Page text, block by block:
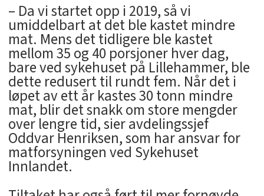
– Da vi startet opp i 2019, så vi
umiddelbart at det ble kastet mindre
mat. Mens det tidligere ble kastet
mellom 35 og 40 porsjoner hver dag,
bare ved sykehuset på Lillehammer, ble
dette redusert til rundt fem. Når det i
løpet av ett år kastes 30 tonn mindre
mat, blir det snakk om store mengder
over lengre tid, sier avdelingssjef
Oddvar Henriksen, som har ansvar for
matforsyningen ved Sykehuset
Innlandet.